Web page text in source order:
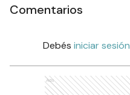
Comentarios
Debés iniciar sesión
Ads